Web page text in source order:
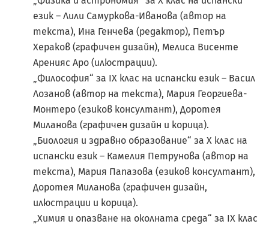
език – Лили Самуркова-Иванова (автор на
текста), Ина Генчева (редактор), Петър
Хераков (графичен дизайн), Мелиса Висенте
Аренияс Аро (илюстрации).
„Философия“ за IX клас на испански език – Васил
Лозанов (автор на текста), Мария Георгиева-
Монтеро (езиков консултант), Доротея
Миланова (графичен дизайн и корица).
„Биология и здравно образование“ за X клас на
испански език – Камелия Петрунова (автор на
текста), Мария Папазова (езиков консултант),
Доротея Миланова (графичен дизайн,
илюстрации и корица).
„Химия и опазване на околната среда“ за IX клас